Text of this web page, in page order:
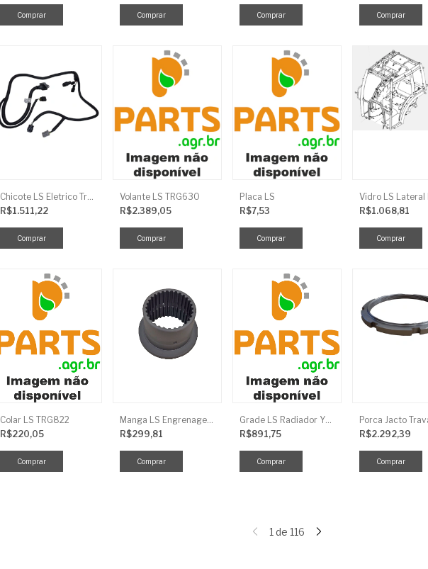
Chicote LS Eletrico Traseiro TRG730FCI
R$1.511,22
Volante LS TRG630
R$2.389,05
Placa LS
R$7,53
R$1.068,81
Colar LS TRG822
R$220,05
Manga LS Engrenagem TRG281
R$299,81
Grade LS Radiador YMR TRG170
R$891,75
R$2.292,39
1 de 116